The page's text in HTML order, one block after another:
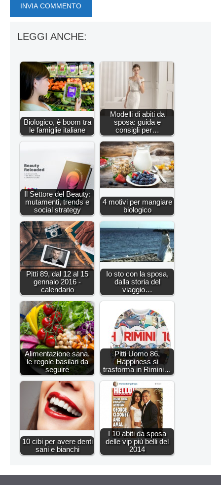
LEGGI ANCHE:
Biologico, è boom tra
le famiglie italiane
Modelli di abiti da
sposa: guida e
consigli per…
Il Settore del Beauty:
mutamenti, trends e
social strategy
4 motivi per mangiare
biologico
Pitti 89, dal 12 al 15
gennaio 2016 -
calendario
Io sto con la sposa,
dalla storia del
viaggio…
Alimentazione sana,
le regole basilari da
seguire
Pitti Uomo 86,
Happiness si
trasforma in Rimini…
10 cibi per avere denti
sani e bianchi
I 10 abiti da sposa
delle vip più belli del
2014